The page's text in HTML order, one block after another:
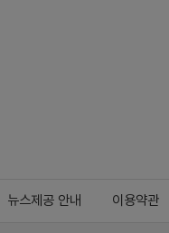
뉴스제공 안내 이용약관